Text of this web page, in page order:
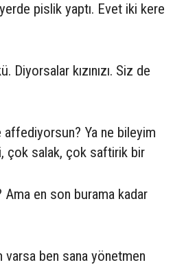
pislik yaptı. Evet iki kere
Diyorsalar kızınızı. Siz de
Ya ne bileyim
çok salak, çok saftirik bir
Ama en son burama kadar
ben sana yönetmen